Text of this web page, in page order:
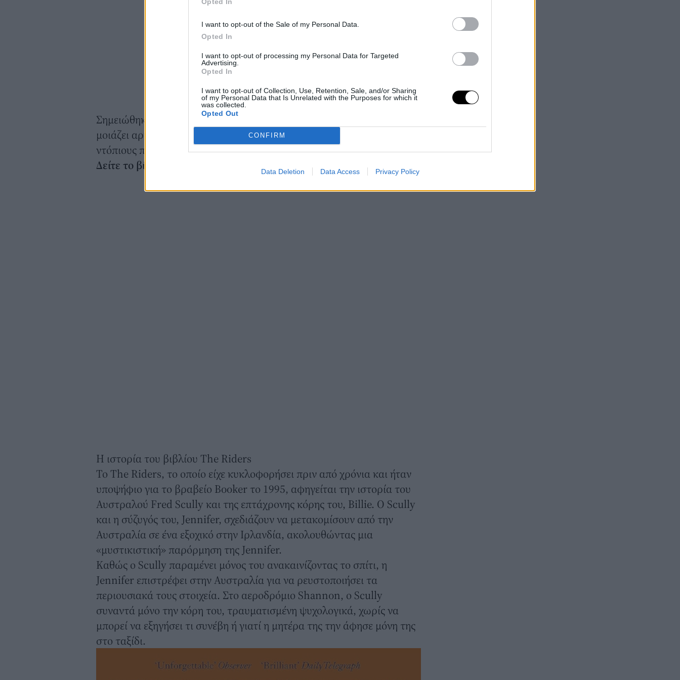
I want to opt-out of the Sale of my Personal Data.
Opted In
I want to opt-out of processing my Personal Data for Targeted
Advertising.
Opted In
I want to opt-out of Collection, Use, Retention, Sale, and/or Sharing
of my Personal Data that Is Unrelated with the Purposes for which it
was collected.
Opted Out
CONFIRM
Data Deletion Data Access Privacy Policy
Σημειώθηκε μάλιστα και ένα μικρό μπέρδεμα με έναν κασκαντέρ που
μοιάζει αρκετά με τον Μπραντ Πιτ, προκαλώντας αναστάτωση στους
ντόπιους που τον αναζητούσαν.
Δείτε το βίντεο:
Η ιστορία του βιβλίου The Riders
Το The Riders, το οποίο είχε κυκλοφορήσει πριν από χρόνια και ήταν
υποψήφιο για το βραβείο Booker το 1995, αφηγείται την ιστορία του
Αυστραλού Fred Scully και της επτάχρονης κόρης του, Billie. Ο Scully
και η σύζυγός του, Jennifer, σχεδιάζουν να μετακομίσουν από την
Αυστραλία σε ένα εξοχικό στην Ιρλανδία, ακολουθώντας μια
«μυστικιστική» παρόρμηση της Jennifer.
Καθώς ο Scully παραμένει μόνος του ανακαινίζοντας το σπίτι, η
Jennifer επιστρέφει στην Αυστραλία για να ρευστοποιήσει τα
περιουσιακά τους στοιχεία. Στο αεροδρόμιο Shannon, ο Scully
συναντά μόνο την κόρη του, τραυματισμένη ψυχολογικά, χωρίς να
μπορεί να εξηγήσει τι συνέβη ή γιατί η μητέρα της την άφησε μόνη της
στο ταξίδι.